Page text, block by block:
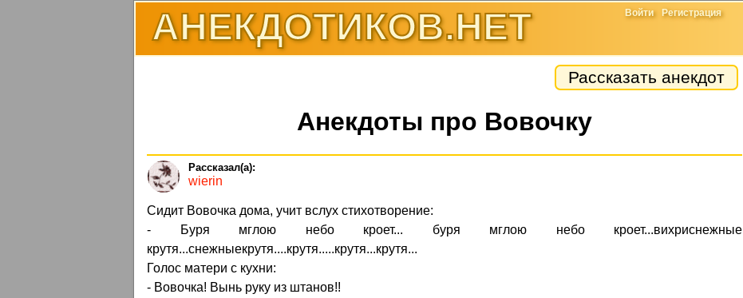
АНЕКДОТИКОВ.НЕТ Войти Регистрация
Рассказать анекдот
Анекдоты про Вовочку
wierin
Сидит Вовочка дома, учит вслух стихотворение:
- Буря мглою небо кроет... буря мглою небо кроет...вихриснежные
крутя...снежныекрутя....крутя.....крутя...крутя...
Голос матери с кухни:
- Вовочка! Вынь руку из штанов!!